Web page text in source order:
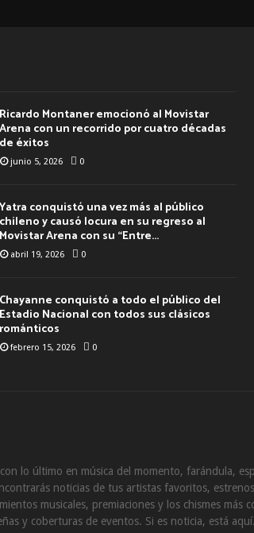
Ricardo Montaner emocionó al Movistar
Arena con un recorrido por cuatro décadas
de éxitos
junio 5, 2026 0
Yatra conquistó una vez más al público
chileno y causó locura en su regreso al
Movistar Arena con su “Entre...
abril 19, 2026 0
Chayanne conquistó a todo el público del
Estadio Nacional con todos sus clásicos
románticos
febrero 15, 2026 0
lo último en música del momento, farándula,
noticias de tus artistas favoritos,
musicales, premiaciones y los chismes más
y coberturas de eventos. Si es noticia, está aquí.